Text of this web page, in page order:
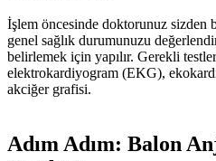
İşlem öncesinde doktorunuz sizden
genel sağlık durumunuzu
belirlemek için yapılır. Gerekli
elektrokardiyogram (EKG),
akciğer grafisi.
Adım Adım: Balon